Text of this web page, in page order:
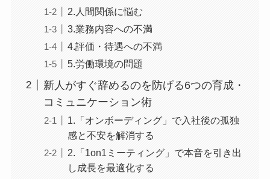
2.人間関係に悩む
3.業務内容への不満
4.評価・待遇への不満
5.労働環境の問題
新人がすぐ辞めるのを防げる6つの育成・
コミュニケーション術
1.「オンボーディング」で入社後の孤独
感と不安を解消する
2.「1on1ミーティング」で本音を引き出
し成長を最適化する